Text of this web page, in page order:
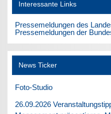
Interessante Links
Pressemeldungen des
Pressemeldungen der
News Ticker
Foto-Studio
26.09.2026